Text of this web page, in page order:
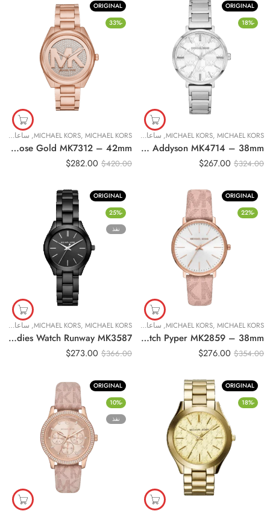
ORIGINAL
-18%
MICHAEL KORS, MICHAEL KORS
, ساعات نسائية
Original Michael Kors Ladies Watch Addyson MK4714 – 38mm
$324.00
$267.00
ORIGINAL
-33%
MICHAEL KORS, MICHAEL KORS
, ساعات نسائية
Original Michael Kors Ladies Watch Janelle Rose Gold MK7312 – 42mm
$420.00
$282.00
ORIGINAL
-22%
MICHAEL KORS, MICHAEL KORS
, ساعات نسائية
Original Michael Kors Ladies Watch Pyper MK2859 – 38mm
$354.00
$276.00
ORIGINAL
-25%
نفذ
MICHAEL KORS, MICHAEL KORS
, ساعات نسائية
Original Michael Kors Ladies Watch Runway MK3587
$366.00
$273.00
ORIGINAL
-18%
ORIGINAL
-10%
نفذ